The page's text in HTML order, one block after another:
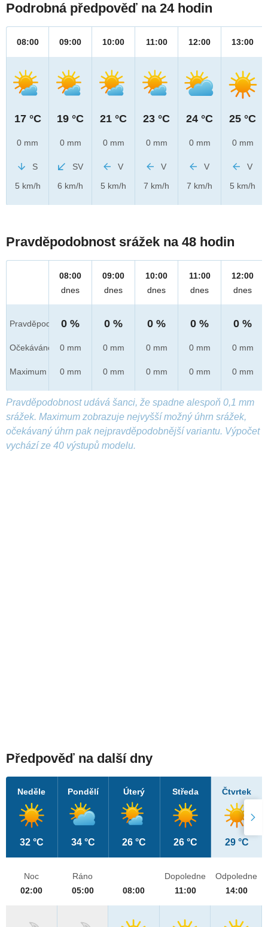
Podrobná předpověď na 24 hodin
08:00
17 °C
0 mm
S
5 km/h
09:00
19 °C
0 mm
SV
6 km/h
10:00
21 °C
0 mm
V
5 km/h
11:00
23 °C
0 mm
V
7 km/h
12:00
24 °C
0 mm
V
7 km/h
13:00
25 °C
0 mm
V
5 km/h
Pravděpodobnost srážek na 48 hodin
Pravděpod.
Očekáváno
Maximum
08:00
dnes
0 %
0 mm
0 mm
09:00
dnes
0 %
0 mm
0 mm
10:00
dnes
0 %
0 mm
0 mm
11:00
dnes
0 %
0 mm
0 mm
12:00
dnes
0 %
0 mm
0 mm
Pravděpodobnost udává šanci, že spadne alespoň 0,1 mm
srážek. Maximum zobrazuje nejvyšší možný úhrn srážek,
očekávaný úhrn pak nejpravděpodobnější variantu. Výpočet
vychází ze 40 výstupů modelu.
Předpověď na další dny
Neděle
32 °C
Pondělí
34 °C
Úterý
26 °C
Středa
26 °C
Čtvrtek
29 °C
Noc
02:00
Ráno
05:00
08:00
Dopoledne
11:00
Odpoledne
14:00